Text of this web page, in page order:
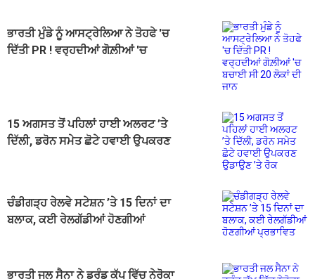
ਭਾਰਤੀ ਮੁੰਡੇ ਨੂੰ ਆਸਟ੍ਰੇਲਿਆ ਨੇ ਤੋਹਫੇ 'ਚ
ਦਿੱਤੀ PR ! ਵਰ੍ਹਦੀਆਂ ਗੋਲ਼ੀਆਂ 'ਚ
15 ਅਗਸਤ ਤੋਂ ਪਹਿਲਾਂ ਹਾਈ ਅਲਰਟ ’ਤੇ
ਦਿੱਲੀ, ਡਰੋਨ ਸਮੇਤ ਛੋਟੇ ਹਵਾਈ ਉਪਕਰਣ
ਚੰਡੀਗੜ੍ਹ ਰੇਲਵੇ ਸਟੇਸ਼ਨ ’ਤੇ 15 ਦਿਨਾਂ ਦਾ
ਬਲਾਕ, ਕਈ ਰੇਲਗੱਡੀਆਂ ਹੋਣਗੀਆਂ
ਭਾਰਤੀ ਜਲ ਸੈਨਾ ਨੇ ਡੁਰੰਡ ਕੱਪ ਵਿੱਚ ਨੇਰੋਕਾ